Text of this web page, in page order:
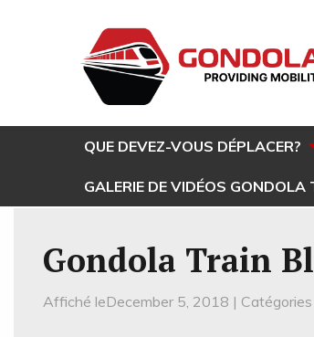
QUE DEVEZ-VOUS DÉPLACER?
GALERIE DE VIDÉOS GONDOLA
Gondola Train
Affiché leDecember 5, 2018 | Catégories